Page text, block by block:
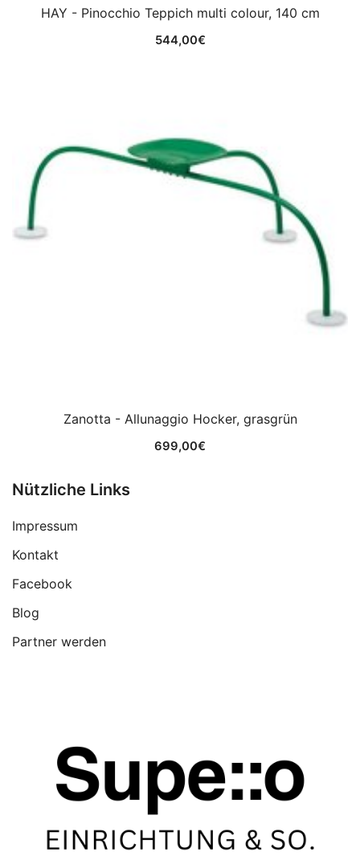
HAY - Pinocchio Teppich multi colour, 140 cm
544,00€
Zanotta - Allunaggio Hocker, grasgrün
699,00€
Nützliche Links
Impressum
Kontakt
Facebook
Blog
Partner werden